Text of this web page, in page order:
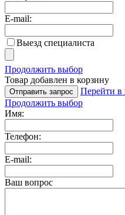
E-mail:
Выезд специалиста
Продолжить выбор
Товар добавлен в корзину
Отправить запрос
Перейти в
Продолжить выбор
Имя:
Телефон:
E-mail:
Ваш вопрос